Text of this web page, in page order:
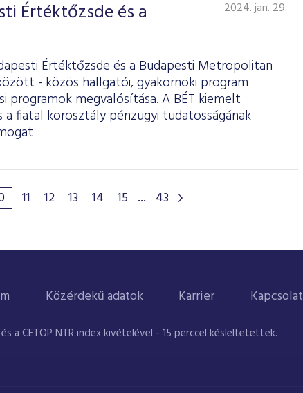
Értéktőzsde és a
2024. jan. 29.
Értéktőzsde és a Budapesti Metropolitan
- közös hallgatói, gyakornoki program
programok megvalósítása. A BÉT kiemelt
fiatal korosztály pénzügyi tudatosságának
11 12 13 14 15 ... 43
Közérdekű adatok Karrier Kapcsolat
a CETOP NTR index kivételével - 15 perccel késleltetettek.